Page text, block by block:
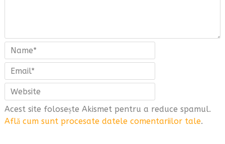
Acest site folosește Akismet pentru a reduce spamul.
Află cum sunt procesate datele comentariilor tale.